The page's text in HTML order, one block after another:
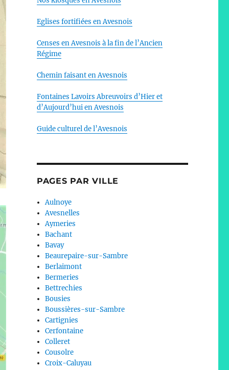
Eglises fortifiées en Avesnois
Censes en Avesnois à la fin de l’Ancien
Régime
Chemin faisant en Avesnois
Fontaines Lavoirs Abreuvoirs d’Hier et
d’Aujourd’hui en Avesnois
Guide culturel de l’Avesnois
PAGES PAR VILLE
Aulnoye
Avesnelles
Aymeries
Bachant
Bavay
Beaurepaire-sur-Sambre
Berlaimont
Bermeries
Bettrechies
Bousies
Boussières-sur-Sambre
Cartignies
Cerfontaine
Colleret
Cousolre
Croix-Caluyau